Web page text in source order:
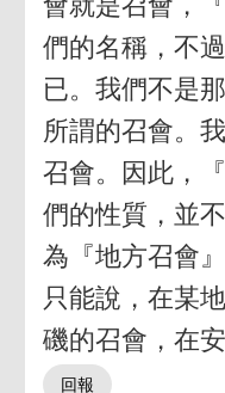
們的名稱，不
已。我們不是
所謂的召會。
召會。因此，
們的性質，並
為『地方召會
只能說，在某
磯的召會，在